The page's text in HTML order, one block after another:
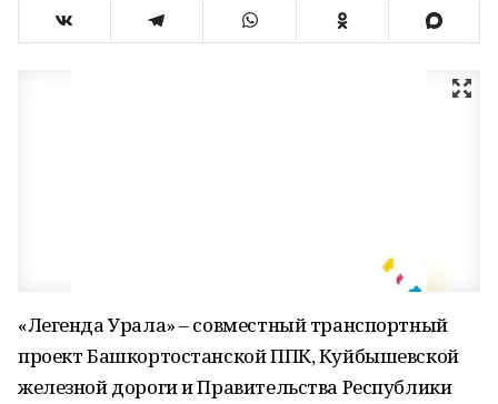
«Легенда Урала» – совместный транспортный
проект Башкортостанской ППК, Куйбышевской
железной дороги и Правительства Республики